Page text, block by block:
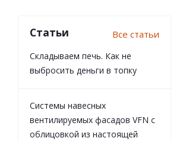
Статьи Все статьи
Складываем печь. Как не
выбросить деньги в топку
Системы навесных
вентилируемых фасадов VFN с
облицовкой из настоящей